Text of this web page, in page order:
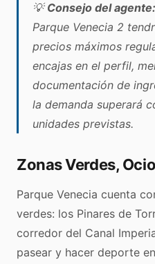
💡 Consejo del agente:
Parque Venecia 2
precios máximos
encajas en el perfil,
documentación de
la demanda superará
unidades previstas.
Zonas Verdes,
Parque Venecia cuenta
verdes: los Pinares de
corredor del Canal
pasear y hacer deporte